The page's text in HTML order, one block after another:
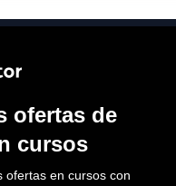
ofertas de
cursos
ofertas en cursos con